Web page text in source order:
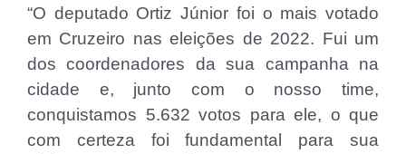
“O deputado Ortiz Júnior foi o mais votado
em Cruzeiro nas eleições de 2022. Fui um
dos coordenadores da sua campanha na
cidade e, junto com o nosso time,
conquistamos 5.632 votos para ele, o que
com certeza foi fundamental para sua